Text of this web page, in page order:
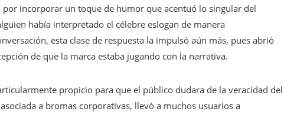
incorporar un toque de humor que acentuó lo singular del
había interpretado el célebre eslogan de manera
esta clase de respuesta la impulsó aún más, pues abrió
de que la marca estaba jugando con la narrativa.
propicio para que el público dudara de la veracidad del
a bromas corporativas, llevó a muchos usuarios a